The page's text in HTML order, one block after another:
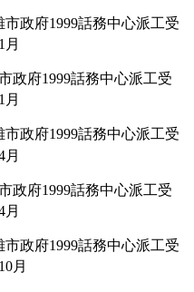
市政府1999話務中心派工受
政府1999話務中心派工受
市政府1999話務中心派工受
政府1999話務中心派工受
市政府1999話務中心派工受
月